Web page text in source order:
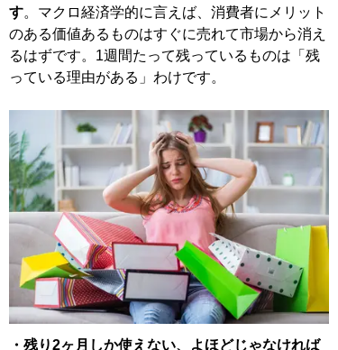
す。マクロ経済学的に言えば、消費者にメリット
のある価値あるものはすぐに売れて市場から消え
るはずです。1週間たって残っているものは「残
っている理由がある」わけです。
・残り2ヶ月しか使えない、よほどじゃなければ